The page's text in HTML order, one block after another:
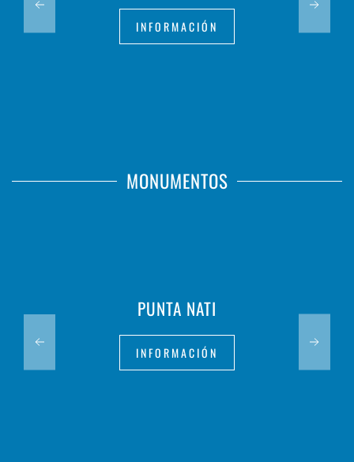
INFORMACIÓN
MONUMENTOS
PUNTA NATI
INFORMACIÓN